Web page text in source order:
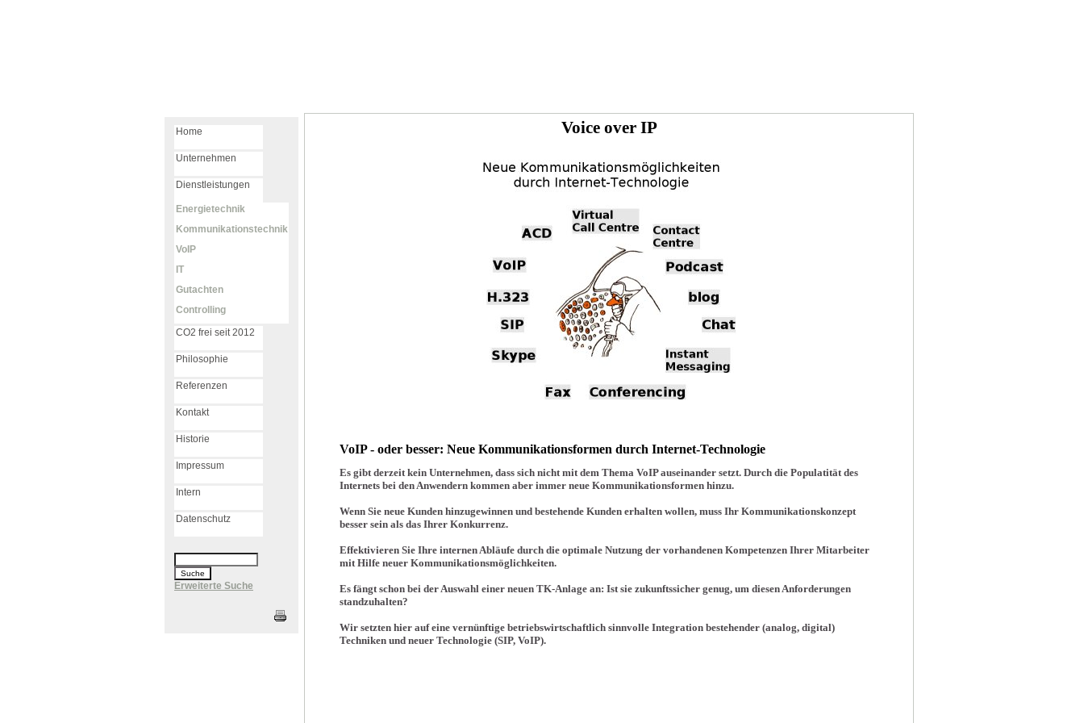
Home
Unternehmen
Dienstleistungen
Energietechnik
Kommunikationstechnik
VoIP
IT
Gutachten
Controlling
CO2 frei seit 2012
Philosophie
Referenzen
Kontakt
Historie
Impressum
Intern
Datenschutz
Erweiterte Suche
Voice over IP
VoIP - oder besser: Neue Kommunikationsformen durch Internet-Technologie
Es gibt derzeit kein Unternehmen, dass sich nicht mit dem Thema VoIP auseinander setzt. Durch die Populatität des
Internets bei den Anwendern kommen aber immer neue Kommunikationsformen hinzu.
Wenn Sie neue Kunden hinzugewinnen und bestehende Kunden erhalten wollen, muss Ihr Kommunikationskonzept
besser sein als das Ihrer Konkurrenz.
Effektivieren Sie Ihre internen Abläufe durch die optimale Nutzung der vorhandenen Kompetenzen Ihrer Mitarbeiter
mit Hilfe neuer Kommunikationsmöglichkeiten.
Es fängt schon bei der Auswahl einer neuen TK-Anlage an: Ist sie zukunftssicher genug, um diesen Anforderungen
standzuhalten?
Wir setzten hier auf eine vernünftige betriebswirtschaftlich sinnvolle Integration bestehender (analog, digital)
Techniken und neuer Technologie (SIP, VoIP).